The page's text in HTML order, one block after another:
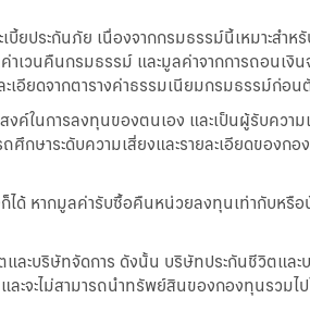
ยประกันภัย เนื่องจากกรมธรรม์นี้เหมาะสำหรั
เวนคืนกรมธรรม์ และมูลค่าจากการถอนเ
อียดจากตารางค่าธรรมเนียมกรมธรรม์ก่อ
ค์ในการลงทุนของตนเอง และเป็นผู้รับความ
ถศึกษาระดับความเสี่ยงและรายละเอียดขอ
ได้ หากมูลค่ารับซื้อคืนหน่วยลงทุนเท่ากับห
ะบริษัทจัดการ ดังนั้น บริษัทประกันชีวิตและ
จะไม่สามารถนำทรัพย์สินของกองทุนรวมไป